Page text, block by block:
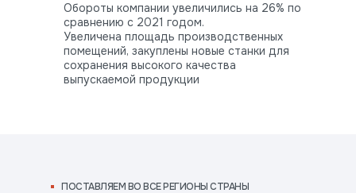
Обороты компании увеличились на 26% по
сравнению с 2021 годом.
Увеличена площадь производственных
помещений, закуплены новые станки для
сохранения высокого качества
выпускаемой продукции
ПОСТАВЛЯЕМ
ВО ВСЕ РЕГИОНЫ СТРАНЫ
ПОСТАВЛЯЕМ ВО ВСЕ РЕГИОНЫ СТРАНЫ